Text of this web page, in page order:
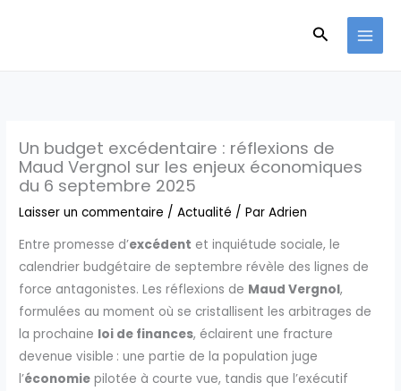
Un budget excédentaire : réflexions de
Maud Vergnol sur les enjeux économiques
du 6 septembre 2025
Laisser un commentaire /Actualité / ParAdrien
Entre promesse d’excédent et inquiétude sociale, le
calendrier budgétaire de septembre révèle des lignes de
force antagonistes. Les réflexions de Maud Vergnol,
formulées au moment où se cristallisent les arbitrages de
la prochaine loi de finances, éclairent une fracture
devenue visible : une partie de la population juge
l’économie pilotée à courte vue, tandis que l’exécutif